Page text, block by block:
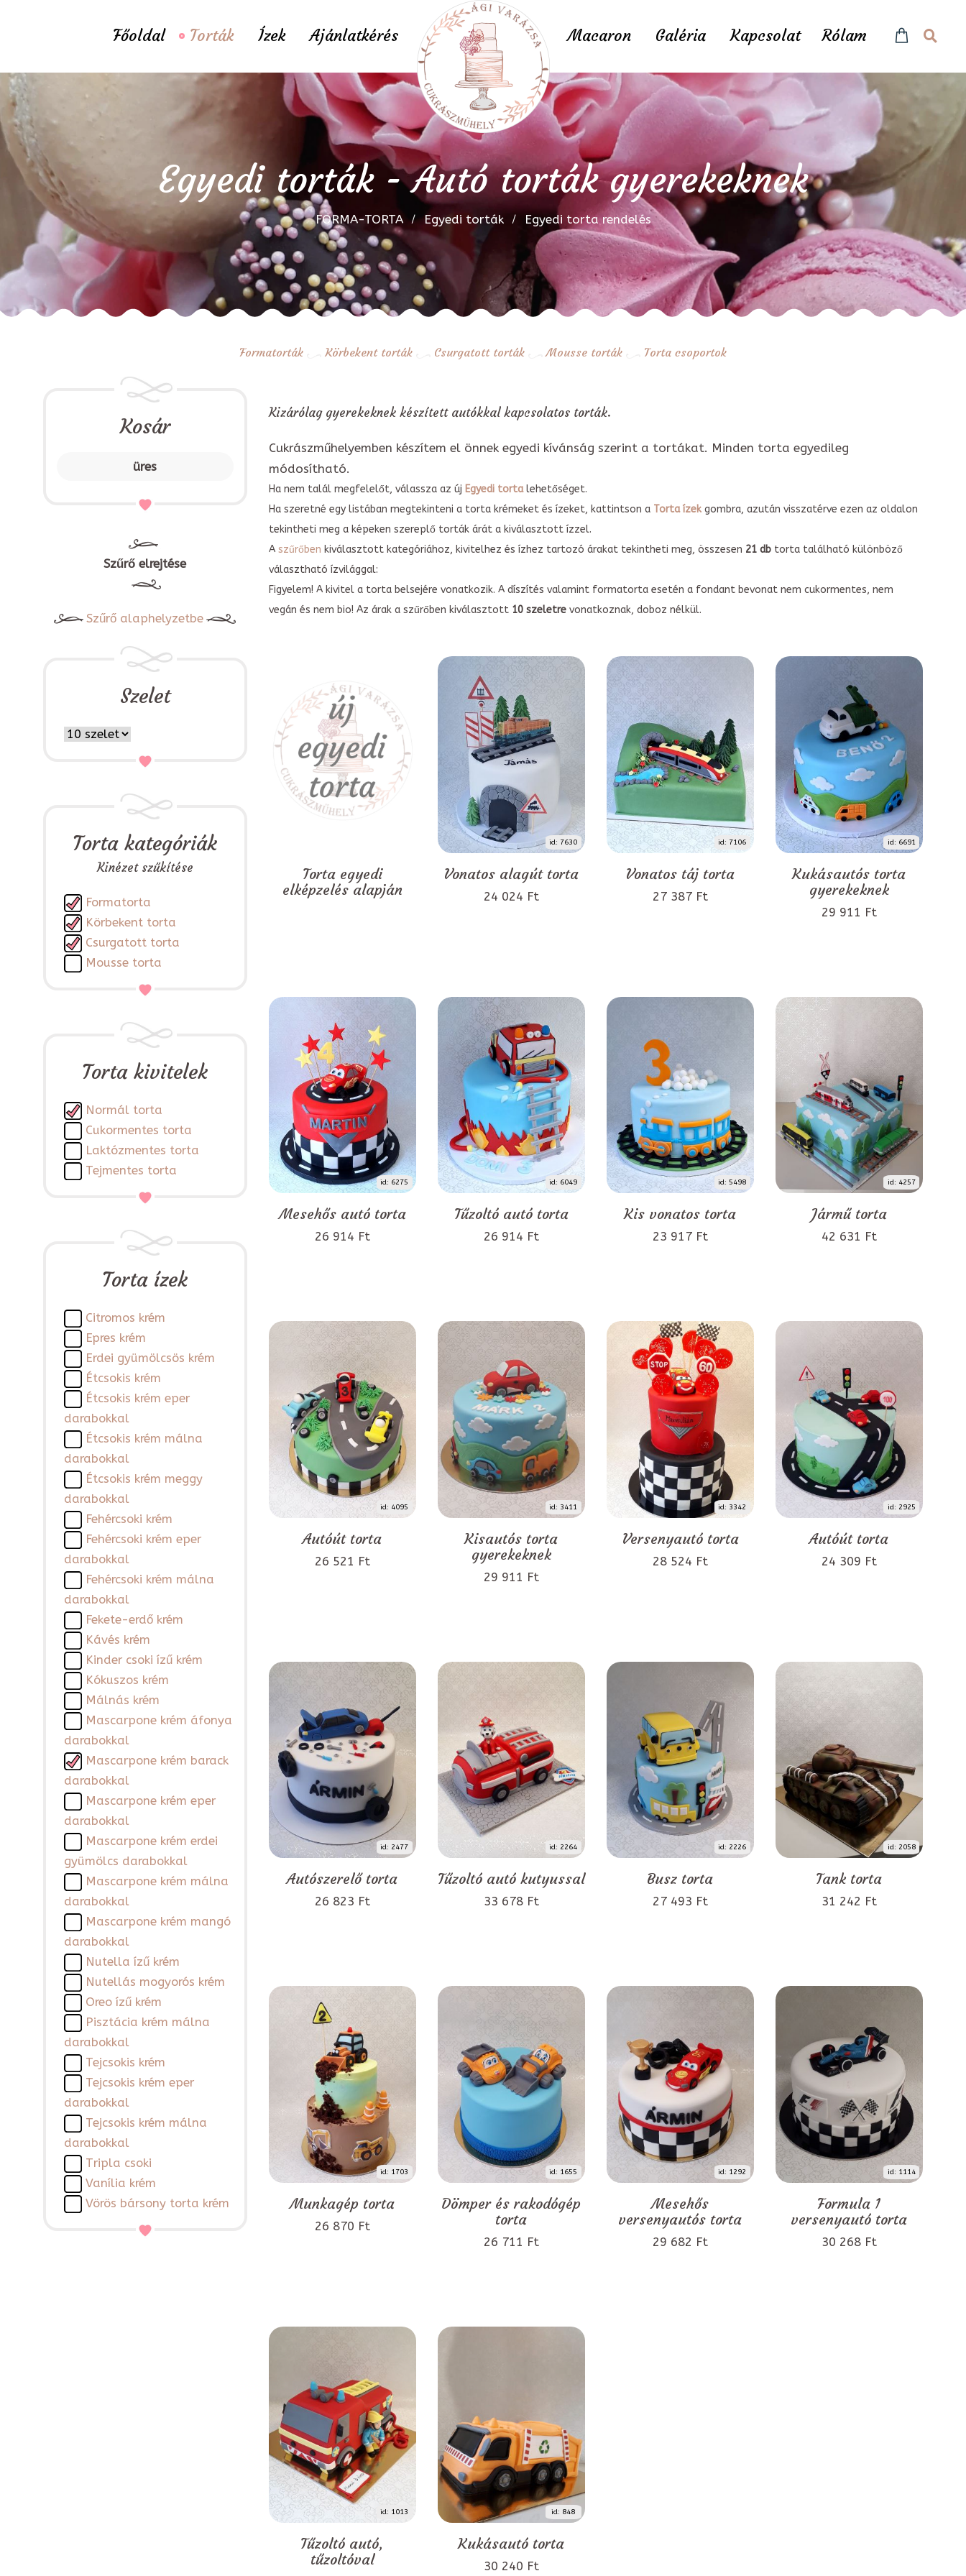
Főoldal Torták Ízek Ajánlatkérés Macaron Galéria Kapcsolat Rólam
Egyedi torták - Autó torták gyerekeknek
FORMA-TORTA Egyedi torták Egyedi torta rendelés
Formatorták Körbekent torták Csurgatott torták Mousse torták Torta csoportok
Kosár
üres
Szűrő elrejtése
Szűrő alaphelyzetbe
Szelet
Torta kategóriák
Kinézet szűkítése
Formatorta
Körbekent torta
Csurgatott torta
Mousse torta
Torta kivitelek
Normál torta
Cukormentes torta
Laktózmentes torta
Tejmentes torta
Torta ízek
Citromos krém
Epres krém
Erdei gyümölcsös krém
Étcsokis krém
Étcsokis krém eper
darabokkal
Étcsokis krém málna
darabokkal
Étcsokis krém meggy
darabokkal
Fehércsoki krém
Fehércsoki krém eper
darabokkal
Fehércsoki krém málna
darabokkal
Fekete-erdő krém
Kávés krém
Kinder csoki ízű krém
Kókuszos krém
Málnás krém
Mascarpone krém áfonya
darabokkal
Mascarpone krém barack
darabokkal
Mascarpone krém eper
darabokkal
Mascarpone krém erdei
gyümölcs darabokkal
Mascarpone krém málna
darabokkal
Mascarpone krém mangó
darabokkal
Nutella ízű krém
Nutellás mogyorós krém
Oreo ízű krém
Pisztácia krém málna
darabokkal
Tejcsokis krém
Tejcsokis krém eper
darabokkal
Tejcsokis krém málna
darabokkal
Tripla csoki
Vanília krém
Vörös bársony torta krém
Kizárólag gyerekeknek készített autókkal kapcsolatos torták.
Cukrászműhelyemben készítem el önnek egyedi kívánság szerint a tortákat. Minden torta egyedileg
módosítható.
Ha nem talál megfelelőt, válassza az új Egyedi tortalehetőséget.
Ha szeretné egy listában megtekinteni a torta krémeket és ízeket, kattintson a Torta ízekgombra, azután visszatérve ezen az oldalon
tekintheti meg a képeken szereplő torták árát a kiválasztott ízzel.
A szűrőben kiválasztott kategóriához, kivitelhez és ízhez tartozó árakat tekintheti meg, összesen 21 dbtorta található különböző
választható ízvilággal:
Figyelem! A kivitel a torta belsejére vonatkozik. A díszítés valamint formatorta esetén a fondant bevonat nem cukormentes, nem
vegán és nem bio! Az árak a szűrőben kiválasztott 10 szeletrevonatkoznak, doboz nélkül.
Torta egyedi
elképzelés alapján
id: 7630
Vonatos alagút torta
24 024 Ft
id: 7106
Vonatos táj torta
27 387 Ft
id: 6691
Kukásautós torta
gyerekeknek
29 911 Ft
id: 6275
Mesehős autó torta
26 914 Ft
id: 6049
Tűzoltó autó torta
26 914 Ft
id: 5498
Kis vonatos torta
23 917 Ft
id: 4257
Jármű torta
42 631 Ft
id: 4095
Autóút torta
26 521 Ft
id: 3411
Kisautós torta
gyerekeknek
29 911 Ft
id: 3342
Versenyautó torta
28 524 Ft
id: 2925
Autóút torta
24 309 Ft
id: 2477
Autószerelő torta
26 823 Ft
id: 2264
Tűzoltó autó kutyussal
33 678 Ft
id: 2226
Busz torta
27 493 Ft
id: 2058
Tank torta
31 242 Ft
id: 1703
Munkagép torta
26 870 Ft
id: 1655
Dömper és rakodógép
torta
26 711 Ft
id: 1292
Mesehős
versenyautós torta
29 682 Ft
id: 1114
Formula 1
versenyautó torta
30 268 Ft
id: 1013
Tűzoltó autó,
tűzoltóval
id: 848
Kukásautó torta
30 240 Ft